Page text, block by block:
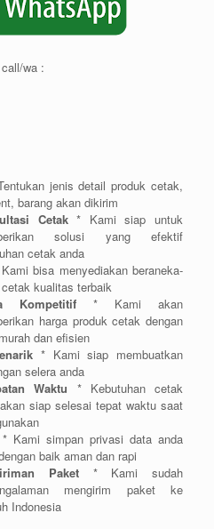
wa :
jenis detail produk cetak,
barang akan dikirim
Cetak* Kami siap untuk
solusi yang efektif
cetak anda
bisa menyediakan beraneka-
kualitas terbaik
Kompetitif * Kami akan
harga produk cetak dengan
dan efisien
* Kami siap membuatkan
selera anda
Waktu * Kebutuhan cetak
siap selesai tepat waktu saat
* Kami simpan privasi data anda
baik aman dan rapi
Paket* Kami sudah
mengirim paket ke
Indonesia